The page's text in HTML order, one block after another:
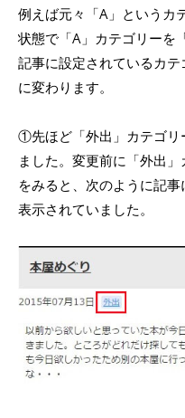
例えば元々「A」というカ
状態で「A」カテゴリーを
記事に設定されているカ
に変わります。
①先ほど「外出」カテゴリ
ました。変更前に「外出
をみると、次のように記
表示されていました。